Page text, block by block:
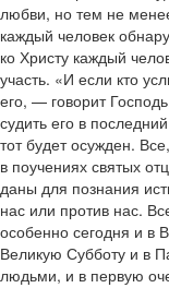
любви, но тем не
каждый человек
ко Христу каждый
участь. «И если кто
его, — говорит
судить его в
тот будет осужден.
в поучениях святых
даны для познания
нас или против нас.
особенно сегодня и в
Великую Субботу и в
людьми, и в первую